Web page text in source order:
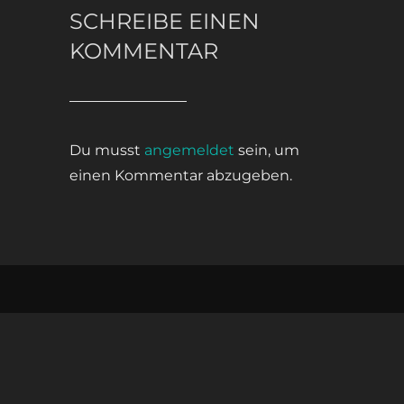
SCHREIBE EINEN
KOMMENTAR
Du musst angemeldet sein, um
einen Kommentar abzugeben.